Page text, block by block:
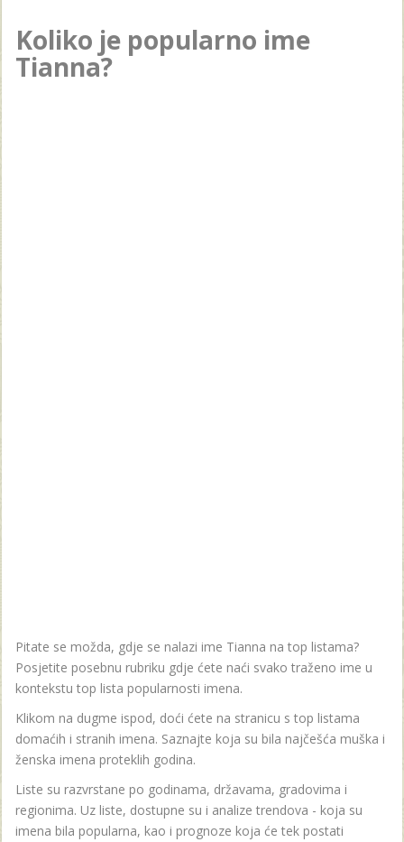
Koliko je popularno ime
Tianna?
Pitate se možda, gdje se nalazi ime Tianna na top listama?
Posjetite posebnu rubriku gdje ćete naći svako traženo ime u
kontekstu top lista popularnosti imena.
Klikom na dugme ispod, doći ćete na stranicu s top listama
domaćih i stranih imena. Saznajte koja su bila najčešća muška i
ženska imena proteklih godina.
Liste su razvrstane po godinama, državama, gradovima i
regionima. Uz liste, dostupne su i analize trendova - koja su
imena bila popularna, kao i prognoze koja će tek postati